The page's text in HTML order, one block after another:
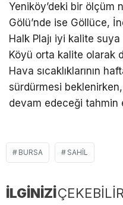
Yeniköy’deki bir ölçüm
Gölü’nde ise Göllüce,
Halk Plajı iyi kalite
Köyü orta kalite olarak
Hava sıcaklıklarının
sürdürmesi
devam edeceği tahmin
BURSA SAHIL
İLGİNİZİ